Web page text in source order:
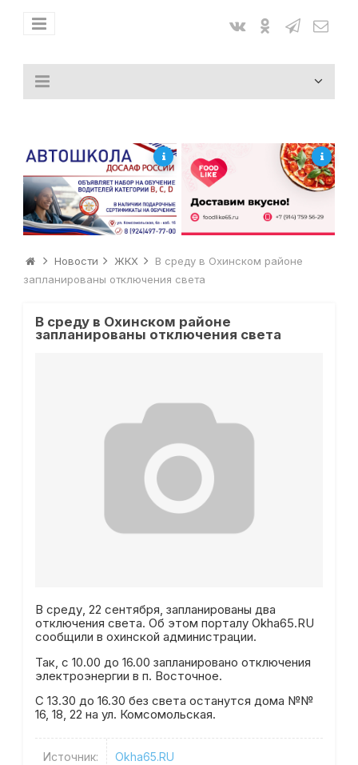
Новости ЖКХ
В среду в Охинском районе
запланированы отключения света
В среду в Охинском районе
запланированы отключения света
В среду, 22 сентября, запланированы два
отключения света. Об этом порталу Okha65.RU
сообщили в охинской администрации.
Так, с 10.00 до 16.00 запланировано отключения
электроэнергии в п. Восточное.
С 13.30 до 16.30 без света останутся дома №№
16, 18, 22 на ул. Комсомольская.
Источник: Okha65.RU